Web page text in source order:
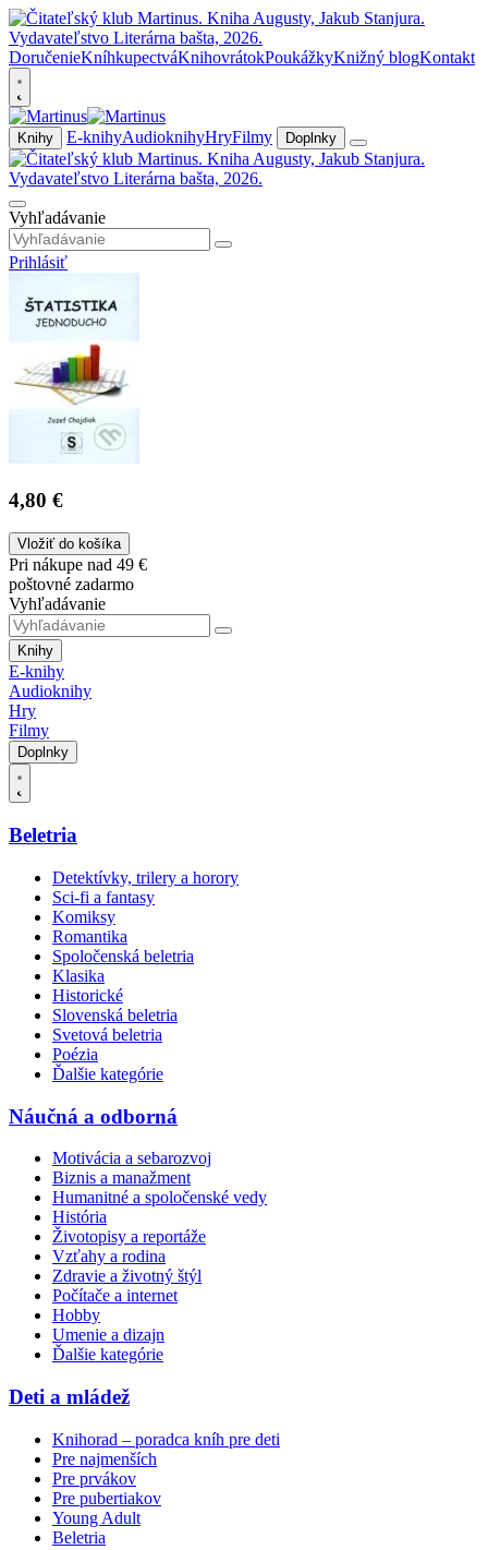
DoručenieKníhkupectváKnihovrátokPoukážkyKnižný blogKontakt
Knihy E-knihyAudioknihyHryFilmy Doplnky
Vyhľadávanie
Prihlásiť
4,80 €
Vložiť do košíka
Pri nákupe nad 49 €
poštovné zadarmo
Vyhľadávanie
Knihy
E-knihy
Audioknihy
Hry
Filmy
Doplnky
Beletria
Detektívky, trilery a horory
Sci-fi a fantasy
Komiksy
Romantika
Spoločenská beletria
Klasika
Historické
Slovenská beletria
Svetová beletria
Poézia
Ďalšie kategórie
Náučná a odborná
Motivácia a sebarozvoj
Biznis a manažment
Humanitné a spoločenské vedy
História
Životopisy a reportáže
Vzťahy a rodina
Zdravie a životný štýl
Počítače a internet
Hobby
Umenie a dizajn
Ďalšie kategórie
Deti a mládež
Knihorad – poradca kníh pre deti
Pre najmenších
Pre prvákov
Pre pubertiakov
Young Adult
Beletria